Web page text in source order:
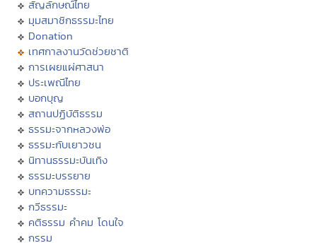
สัญลักษณ์ไทย
มุมสมาชิกธรรมะไทย
Donation
เทศกาลงานวัดช่วยชาติ
การเผยแผ่ศาสนา
ประเพณีไทย
บอกบุญ
สถานปฏิบัติธรรม
ธรรมะจากหลวงพ่อ
ธรรมะกับเยาวชน
นิทานธรรมะบันเทิง
ธรรมะบรรยาย
บทความธรรมะ
กวีธรรมะ
คติธรรม คำคม โดนใจ
กรรม